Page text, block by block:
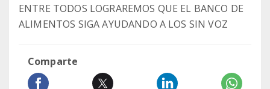
ENTRE TODOS LOGRAREMOS QUE EL BANCO DE
ALIMENTOS SIGA AYUDANDO A LOS SIN VOZ
Comparte